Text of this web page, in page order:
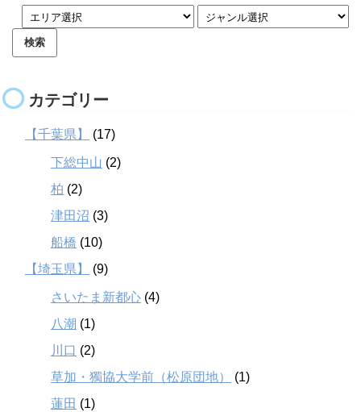
カテゴリー
【千葉県】 (17)
下総中山 (2)
柏 (2)
津田沼 (3)
船橋 (10)
【埼玉県】
(9)
さいたま新都心 (4)
八潮 (1)
川口 (2)
草加・獨協大学前（松原団地）
(1)
蓮田 (1)